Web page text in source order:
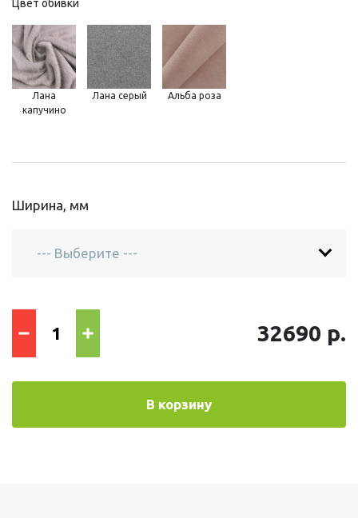
Цвет обивки
Лана
капучино
Лана серый Альба роза
Ширина, мм
32690 р.
В корзину